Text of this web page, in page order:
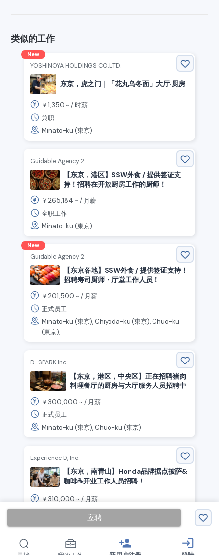
应聘
类似的工作
New
YOSHINOYA HOLDINGS CO.,LTD.
东京，虎之门｜「花丸乌冬面」大厅·厨房
￥1,350 ~ /时薪
兼职
Minato-ku (東京)
Guidable Agency 2
【东京，港区】SSW外食 / 提供签证支
持！招聘在开放厨房工作的厨师！
￥265,184 ~ / 月薪
全职工作
Minato-ku (東京)
New
Guidable Agency 2
【东京各地】SSW外食 / 提供签证支持！
招聘寿司厨师・厅堂工作人员！
￥201,500 ~ / 月薪
正式员工
Minato-ku (東京), Chiyoda-ku (東京), Chuo-ku
(東京), ....
D-SPARK Inc.
【东京，港区，中央区】正在招聘猪肉
料理餐厅的厨房与大厅服务人员招聘中
￥ 300,000 ~ / 月薪
正式员工
Minato-ku (東京), Chuo-ku (東京)
Experience D, Inc.
【东京，南青山】Honda品牌据点披萨&
咖啡☕️开业工作人员招聘！
￥310,000 ~ / 月薪
契约社员
person_add login